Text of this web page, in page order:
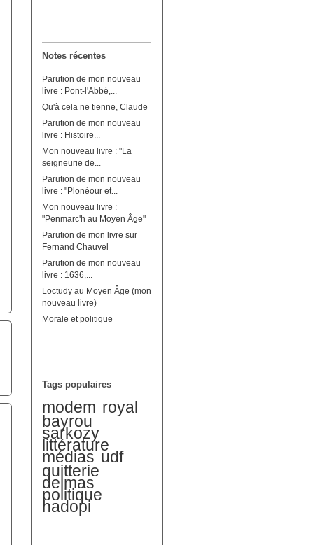
Notes récentes
Parution de mon nouveau
livre : Pont-l'Abbé,...
Qu'à cela ne tienne, Claude
Parution de mon nouveau
livre : Histoire...
Mon nouveau livre : "La
seigneurie de...
Parution de mon nouveau
livre : "Plonéour et...
Mon nouveau livre :
"Penmarc'h au Moyen Âge"
Parution de mon livre sur
Fernand Chauvel
Parution de mon nouveau
livre : 1636,...
Loctudy au Moyen Âge (mon
nouveau livre)
Morale et politique
Tags populaires
modem royal
bayrou
sarkozy
littérature
médias udf
quitterie
delmas
politique
hadopi